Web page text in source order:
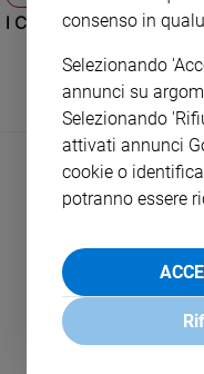
Scuola
giovani
Adolescenza
Bioetica
Riflessioni
I Cantieri del bene
consenso in
Selezionando
annunci su
Selezionando
attivati annunci
cookie o
potranno essere